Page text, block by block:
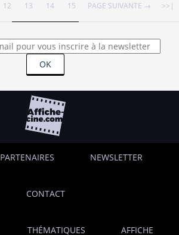
12 13 14 15 PAGE SUIVANTE → >>|
OK
PARTENAIRES NEWSLETTER
CONTACT
THÉMATIQUES AFFICHE